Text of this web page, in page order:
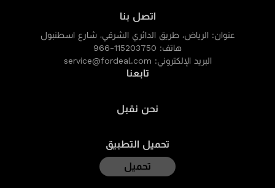
اتصل بنا
عنوان: الرياض، طريق الدائري الشرقي، شارع اسطنبول
هاتف: 966-115203750
البريد الإلكتروني: service@fordeal.com
تابعنا
نحن نقبل
تحميل التطبيق
تحميل